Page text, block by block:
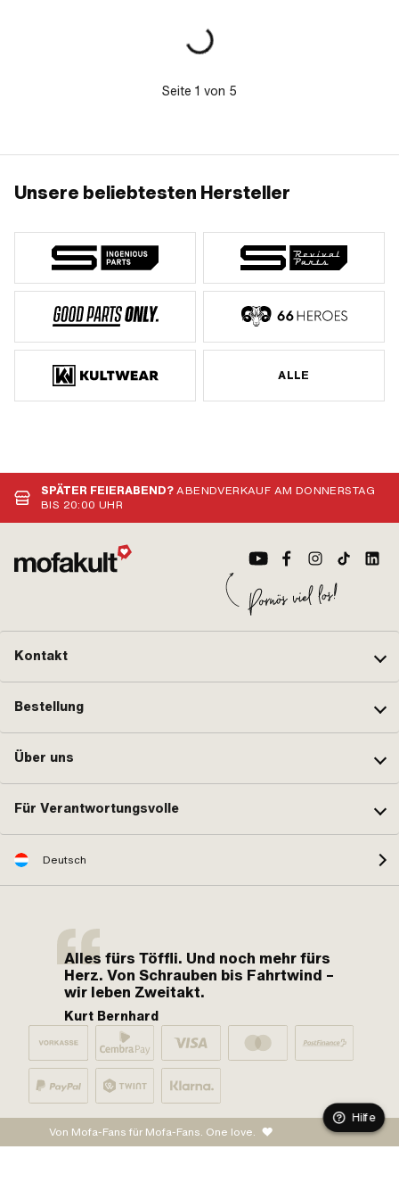
innen: 12 mm · Anwendungsbereich:
Seite 1 von 5
Unsere beliebtesten Hersteller
ALLE
SPÄTER FEIERABEND?ABENDVERKAUF AM DONNERSTAG
BIS 20:00 UHR
Kontakt
Bestellung
Über uns
Für Verantwortungsvolle
Deutsch
Alles fürs Töffli. Und noch mehr fürs
Herz. Von Schrauben bis Fahrtwind –
wir leben Zweitakt.
Kurt Bernhard
Von Mofa-Fans für Mofa-Fans. One love.
Hilfe